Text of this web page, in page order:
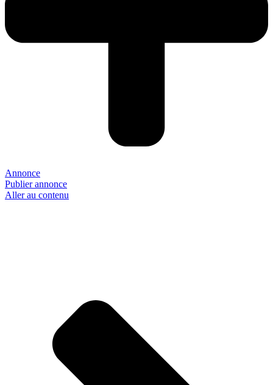
Annonce
Publier annonce
Aller au contenu